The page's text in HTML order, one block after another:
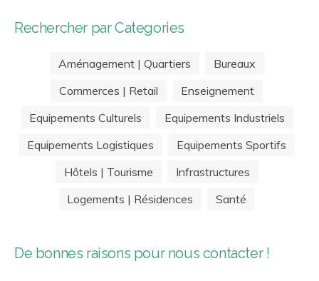
Rechercher par Categories
Aménagement | Quartiers
Bureaux
Commerces | Retail
Enseignement
Equipements Culturels
Equipements Industriels
Equipements Logistiques
Equipements Sportifs
Hôtels | Tourisme
Infrastructures
Logements | Résidences
Santé
De bonnes raisons pour nous contacter !